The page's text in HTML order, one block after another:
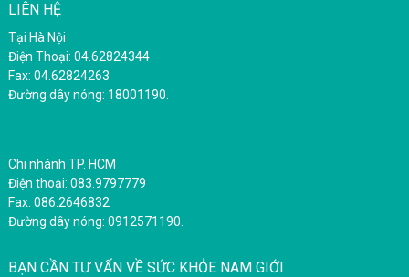
LIÊN HỆ
Tại Hà Nội
Điện Thoại: 04.62824344
Fax: 04.62824263
Đường dây nóng: 18001190.
Chi nhánh TP. HCM
Điện thoại: 083.9797779
Fax: 086.2646832
Đường dây nóng: 0912571190.
BẠN CẦN TƯ VẤN VỀ SỨC KHỎE NAM GIỚI